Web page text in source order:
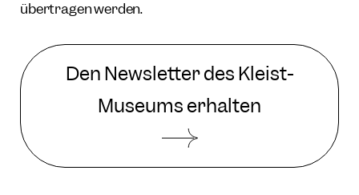
übertragen werden.
Den Newsletter des Kleist-
Museums erhalten